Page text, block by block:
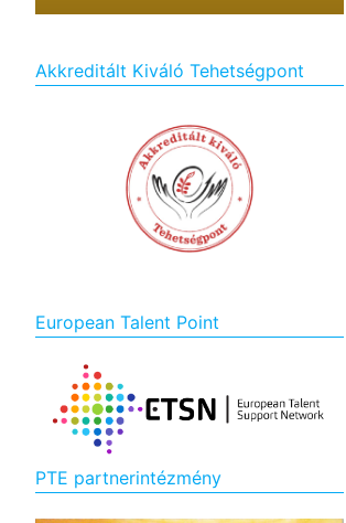
Akkreditált Kiváló Tehetségpont
European Talent Point
PTE partnerintézmény